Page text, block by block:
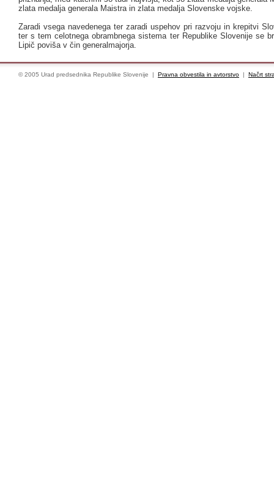
zlata medalja generala Maistra in zlata medalja Slovenske vojske.
Zaradi vsega navedenega ter zaradi uspehov pri razvoju in krepitvi
ter s tem celotnega obrambnega sistema ter Republike Slovenije se
Lipič poviša v čin generalmajorja.
© 2005 Urad predsednika Republike Slovenije | Pravna obvestila in avtorstvo | Načrt